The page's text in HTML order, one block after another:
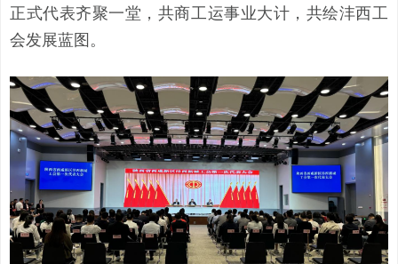
正式代表齐聚一堂，共商工运事业大计，共绘沣西工
会发展蓝图。